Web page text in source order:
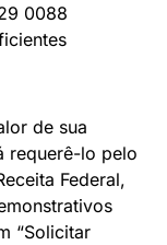
0088
de sua
requerê-lo pelo
Federal,
“Solicitar